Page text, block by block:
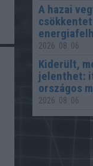
A hazai
2026. 08. 06.
Kiderült,
jelenthet:
országos
2026. 08. 06.